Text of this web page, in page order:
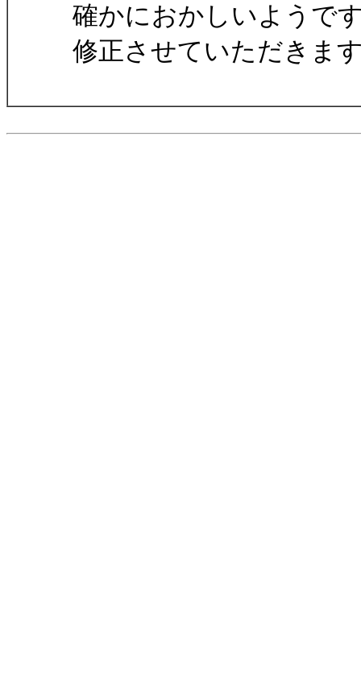
確かにおかしいようで
修正させていただきま